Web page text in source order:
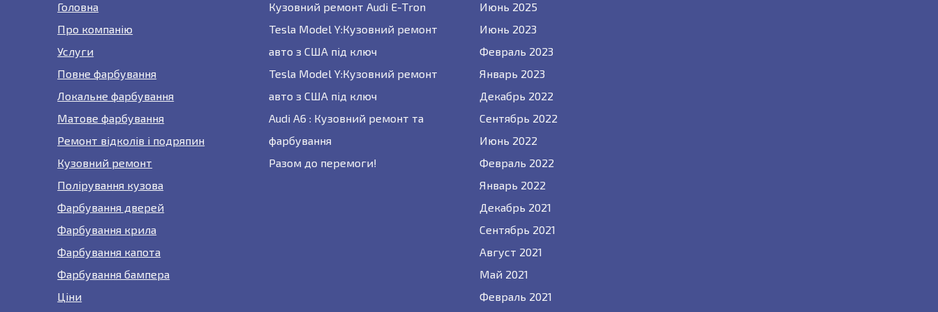
Головна
Про компанію
Услуги
Повне фарбування
Локальне фарбування
Матове фарбування
Ремонт відколів і подряпин
Кузовний ремонт
Полірування кузова
Фарбування дверей
Фарбування крила
Фарбування капота
Фарбування бампера
Ціни
Кузовний ремонт Audi E-Tron
Tesla Model Y:Кузовний ремонт
авто з США під ключ
Tesla Model Y:Кузовний ремонт
авто з США під ключ
Audi A6 : Кузовний ремонт та
фарбування
Разом до перемоги!
Июнь 2025
Июнь 2023
Февраль 2023
Январь 2023
Декабрь 2022
Сентябрь 2022
Июнь 2022
Февраль 2022
Январь 2022
Декабрь 2021
Сентябрь 2021
Август 2021
Май 2021
Февраль 2021